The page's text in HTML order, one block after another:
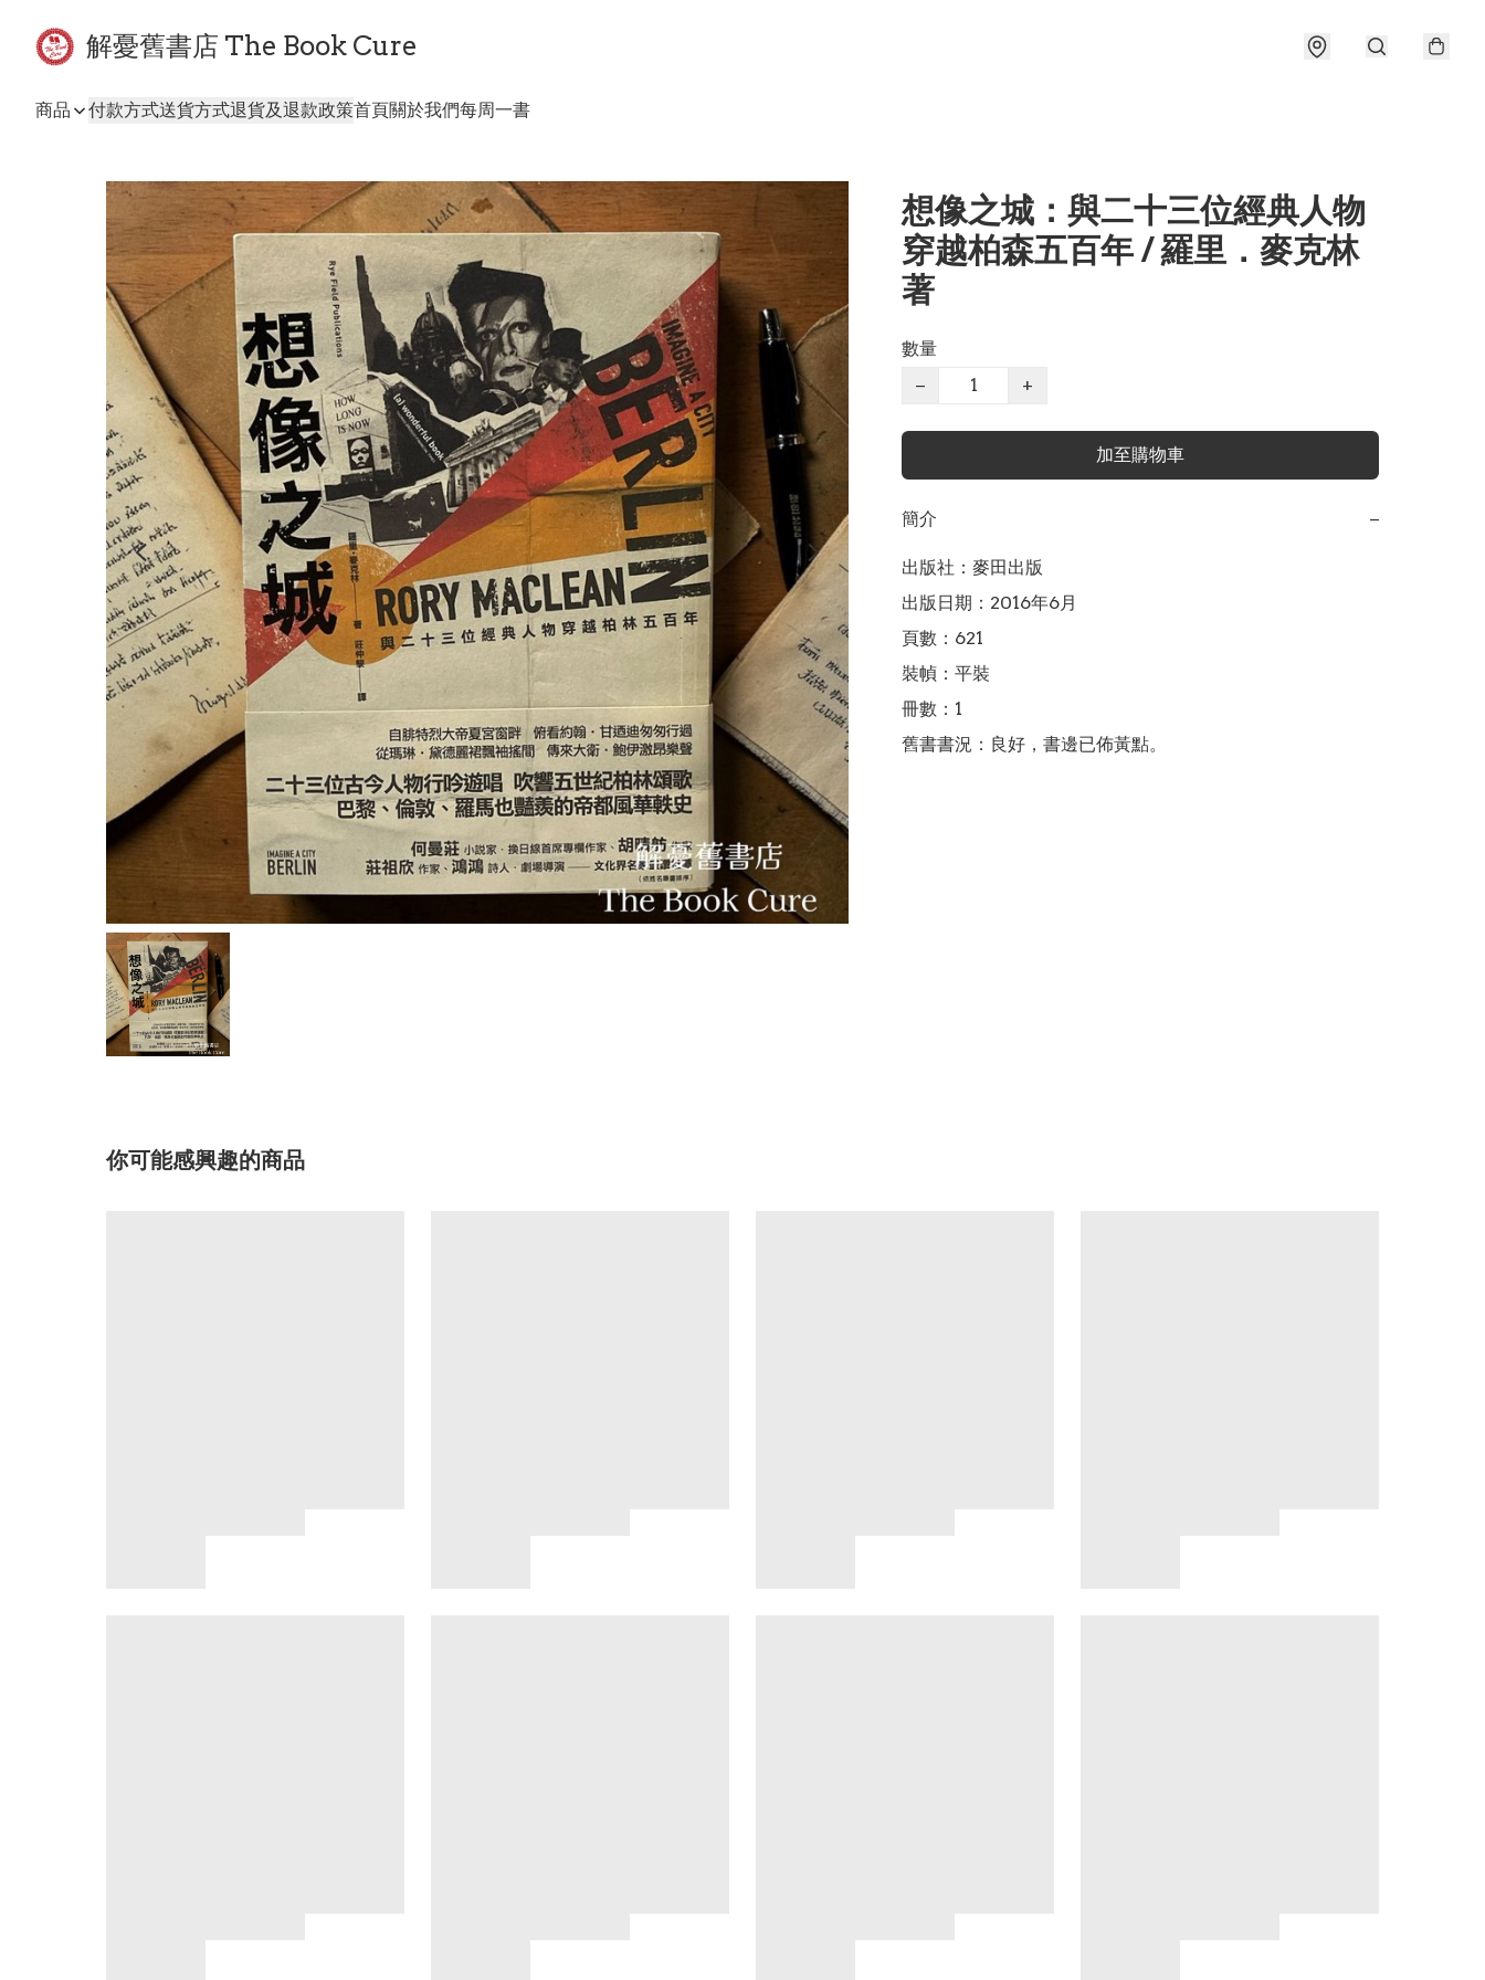
解憂舊書店 The Book Cure
商品 付款方式送貨方式退貨及退款政策首頁關於我們每周一書
想像之城：與二十三位經典人物
穿越柏森五百年 / 羅里．麥克林
著
數量
−
+
加至購物車
簡介 −
出版社：麥田出版
出版日期：2016年6月
頁數：621
裝幀：平裝
冊數：1
舊書書況：良好，書邊已佈黃點。
你可能感興趣的商品